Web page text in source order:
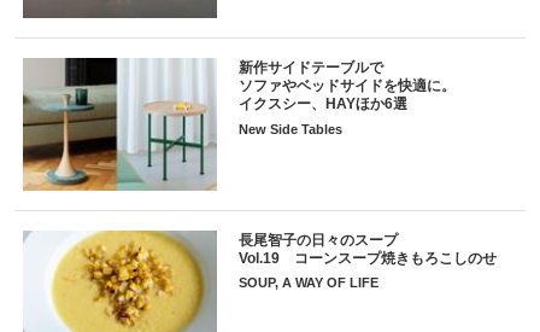
新作サイドテーブルで
ソファやベッドサイドを快適に。
イクスシー、HAYほか6選
New Side Tables
長尾智子の日々のスープ
Vol.19 コーンスープ焼きもろこしのせ
SOUP, A WAY OF LIFE